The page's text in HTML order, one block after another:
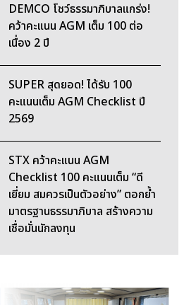
DEMCO โชว์ธรรมาภิบาลแกร่ง!
คว้าคะแนน AGM เต็ม 100 ต่อ
เนื่อง 2 ปี
SUPER สุดยอด! ได้รับ 100
คะแนนเต็ม AGM Checklist ปี
2569
STX คว้าคะแนน AGM
Checklist 100 คะแนนเต็ม “ดี
เยี่ยม สมควรเป็นตัวอย่าง” ตอกย้ำ
มาตรฐานธรรมาภิบาล สร้างความ
เชื่อมั่นนักลงทุน